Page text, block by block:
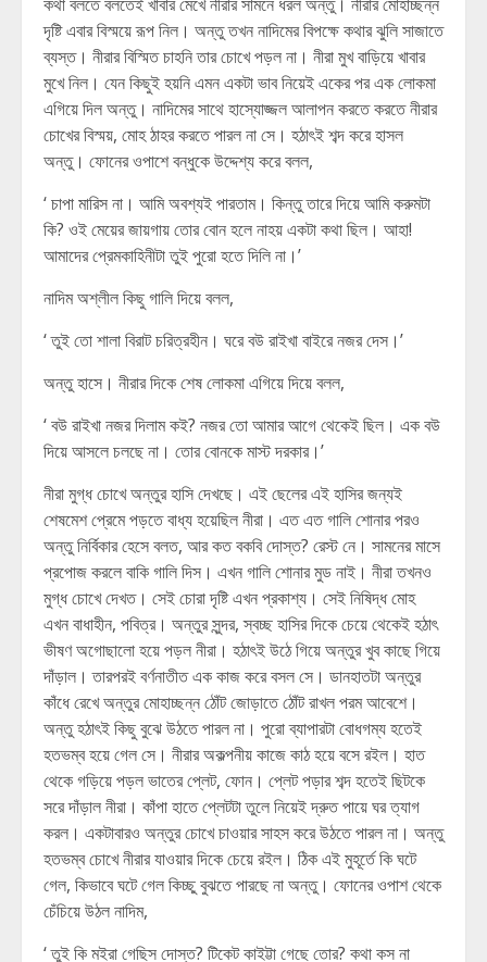
দৃষ্টি এবার বিস্ময়ে রূপ নিল। অন্তু তখন নাদিমের বিপক্ষে কথার ঝুলি সাজাতে
ব্যস্ত। নীরার বিস্মিত চাহনি তার চোখে পড়ল না। নীরা মুখ বাড়িয়ে খাবার
মুখে নিল। যেন কিছুই হয়নি এমন একটা ভাব নিয়েই একের পর এক লোকমা
এগিয়ে দিল অন্তু। নাদিমের সাথে হাস্যোজ্জল আলাপন করতে করতে নীরার
চোখের বিস্ময়, মোহ ঠাহর করতে পারল না সে। হঠাৎই শব্দ করে হাসল
অন্তু। ফোনের ওপাশে বন্ধুকে উদ্দেশ্য করে বলল,
‘ চাপা মারিস না। আমি অবশ্যই পারতাম। কিন্তু তারে দিয়ে আমি করুমটা
কি? ওই মেয়ের জায়গায় তোর বোন হলে নাহয় একটা কথা ছিল। আহা!
আমাদের প্রেমকাহিনীটা তুই পুরো হতে দিলি না।’
নাদিম অশ্লীল কিছু গালি দিয়ে বলল,
‘ তুই তো শালা বিরাট চরিত্রহীন। ঘরে বউ রাইখা বাইরে নজর দেস।’
অন্তু হাসে। নীরার দিকে শেষ লোকমা এগিয়ে দিয়ে বলল,
‘ বউ রাইখা নজর দিলাম কই? নজর তো আমার আগে থেকেই ছিল। এক বউ
দিয়ে আসলে চলছে না। তোর বোনকে মাস্ট দরকার।’
নীরা মুগ্ধ চোখে অন্তুর হাসি দেখছে। এই ছেলের এই হাসির জন্যই
শেষমেশ প্রেমে পড়তে বাধ্য হয়েছিল নীরা। এত এত গালি শোনার পরও
অন্তু নির্বিকার হেসে বলত, আর কত বকবি দোস্ত? রেস্ট নে। সামনের মাসে
প্রপোজ করলে বাকি গালি দিস। এখন গালি শোনার মুড নাই। নীরা তখনও
মুগ্ধ চোখে দেখত। সেই চোরা দৃষ্টি এখন প্রকাশ্য। সেই নিষিদ্ধ মোহ
এখন বাধাহীন, পবিত্র। অন্তুর সুন্দর, স্বচ্ছ হাসির দিকে চেয়ে থেকেই হঠাৎ
ভীষণ অগোছালো হয়ে পড়ল নীরা। হঠাৎই উঠে গিয়ে অন্তুর খুব কাছে গিয়ে
দাঁড়াল। তারপরই বর্ণনাতীত এক কাজ করে বসল সে। ডানহাতটা অন্তুর
কাঁধে রেখে অন্তুর মোহাচ্ছন্ন ঠোঁট জোড়াতে ঠোঁট রাখল পরম আবেশে।
অন্তু হঠাৎই কিছু বুঝে উঠতে পারল না। পুরো ব্যাপারটা বোধগম্য হতেই
হতভম্ব হয়ে গেল সে। নীরার অকল্পনীয় কাজে কাঠ হয়ে বসে রইল। হাত
থেকে গড়িয়ে পড়ল ভাতের প্লেট, ফোন। প্লেট পড়ার শব্দ হতেই ছিটকে
সরে দাঁড়াল নীরা। কাঁপা হাতে প্লেটটা তুলে নিয়েই দ্রুত পায়ে ঘর ত্যাগ
করল। একটাবারও অন্তুর চোখে চাওয়ার সাহস করে উঠতে পারল না। অন্তু
হতভম্ব চোখে নীরার যাওয়ার দিকে চেয়ে রইল। ঠিক এই মুহূর্তে কি ঘটে
গেল, কিভাবে ঘটে গেল কিচ্ছু বুঝতে পারছে না অন্তু। ফোনের ওপাশ থেকে
চেঁচিয়ে উঠল নাদিম,
‘ তুই কি মইরা গেছিস দোস্ত? টিকেট কাইট্টা গেছে তোর? কথা কস না